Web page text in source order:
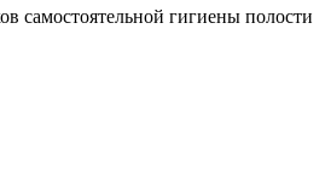
самостоятельной гигиены полости